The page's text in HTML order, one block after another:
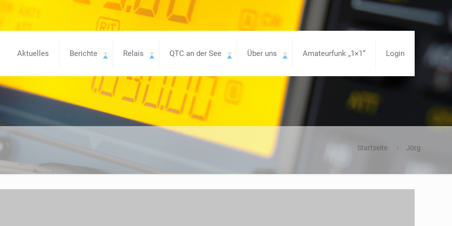
Aktuelles Berichte Relais QTC an der See Über uns Amateurfunk „1×1“ Login
Startseite Jörg